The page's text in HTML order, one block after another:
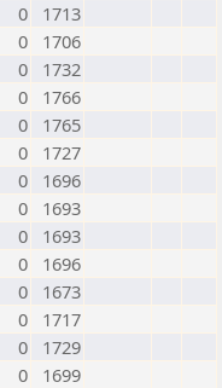
0
1713
0
1706
0
1732
0
1766
0
1765
0
1727
0
1696
0
1693
0
1693
0
1696
0
1673
0
1717
0
1729
0
1699